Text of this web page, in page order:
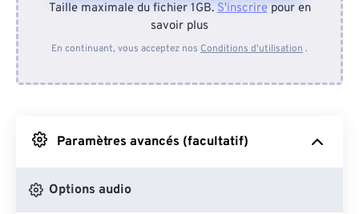
Depuis l'appareil
Depuis Google Drive
Depuis OneDrive
Taille maximale du fichier 1GB.S'inscrirepour en
savoir plus
En continuant, vous acceptez nos Conditions d'utilisation .
Paramètres avancés (facultatif)
Options audio